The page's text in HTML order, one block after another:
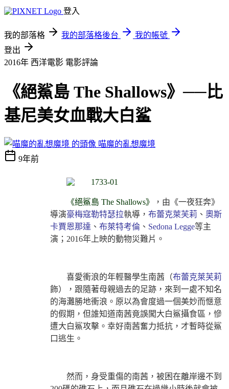
登入
我的部落格 我的部落格後台
我的帳號
登出
2016年 西洋電影 電影評論
《絕鯊島 The Shallows》──比
基尼美女血戰大白鲨
喵魔的亂想魔境
9年前
《絕鯊島 The Shallows》
，由《一夜狂奔》
導演豪梅寇勒特瑟拉執導， 布蕾克萊芙莉 、 奧斯
卡賈恩那達 、 布萊特考倫 、 Sedona Legge等主
演；2016年上映的動物災難片。
喜愛衝浪的年輕醫學生南茜（布蕾克萊芙莉
飾），跟隨著母親過去的足跡，來到一處不知名
的海灘勝地衝浪。原以為會度過一個美妙而愜意
的假期，但誰知道南茜竟誤闖大白鯊攝食區，慘
遭大白鯊攻擊。幸好南茜奮力抵抗，才暫時從鯊
口逃生。
然而，身受重傷的南茜，被困在離岸邊不到